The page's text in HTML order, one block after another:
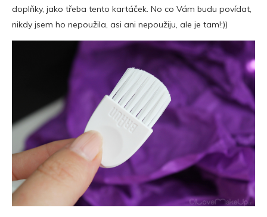
doplňky, jako třeba tento kartáček. No co Vám budu povídat,
nikdy jsem ho nepoužila, asi ani nepoužiju, ale je tam!:))